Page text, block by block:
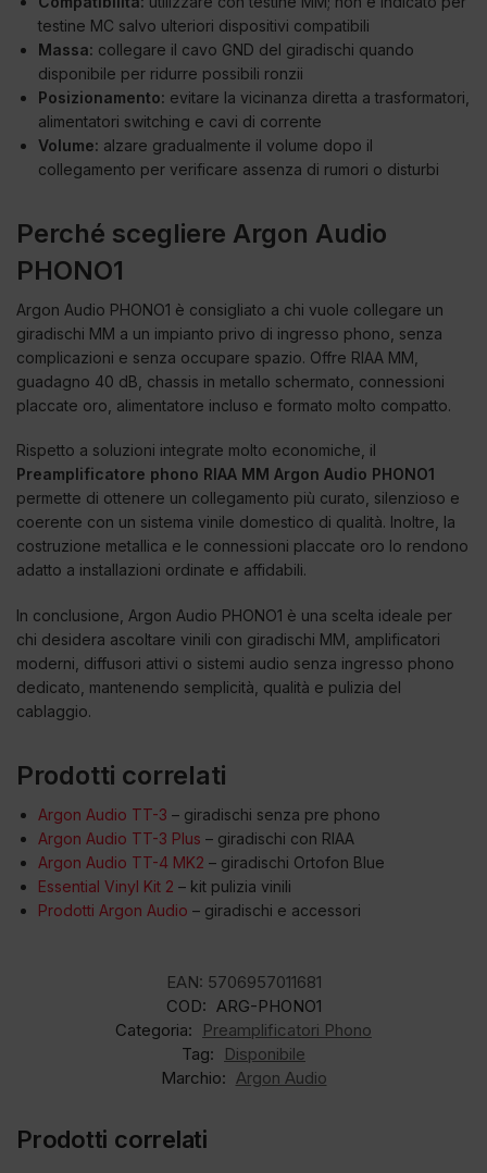
testine MC salvo ulteriori dispositivi compatibili
Massa: collegare il cavo GND del giradischi quando
disponibile per ridurre possibili ronzii
Posizionamento: evitare la vicinanza diretta a trasformatori,
alimentatori switching e cavi di corrente
Volume: alzare gradualmente il volume dopo il
collegamento per verificare assenza di rumori o disturbi
Perché scegliere Argon Audio
PHONO1
Argon Audio PHONO1 è consigliato a chi vuole collegare un
giradischi MM a un impianto privo di ingresso phono, senza
complicazioni e senza occupare spazio. Offre RIAA MM,
guadagno 40 dB, chassis in metallo schermato, connessioni
placcate oro, alimentatore incluso e formato molto compatto.
Rispetto a soluzioni integrate molto economiche, il
Preamplificatore phono RIAA MM Argon Audio PHONO1
permette di ottenere un collegamento più curato, silenzioso e
coerente con un sistema vinile domestico di qualità. Inoltre, la
costruzione metallica e le connessioni placcate oro lo rendono
adatto a installazioni ordinate e affidabili.
In conclusione, Argon Audio PHONO1 è una scelta ideale per
chi desidera ascoltare vinili con giradischi MM, amplificatori
moderni, diffusori attivi o sistemi audio senza ingresso phono
dedicato, mantenendo semplicità, qualità e pulizia del
cablaggio.
Prodotti correlati
Argon Audio TT-3 – giradischi senza pre phono
Argon Audio TT-3 Plus – giradischi con RIAA
Argon Audio TT-4 MK2 – giradischi Ortofon Blue
Essential Vinyl Kit 2 – kit pulizia vinili
Prodotti Argon Audio – giradischi e accessori
EAN: 5706957011681
COD: ARG-PHONO1
Categoria:
Preamplificatori Phono
Tag:
Disponibile
Marchio: Argon Audio
Prodotti correlati